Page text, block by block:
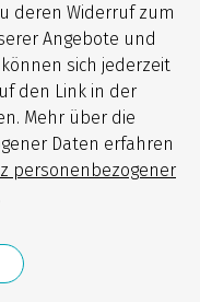
deren Widerruf zum
Angebote und
sich jederzeit
den Link in der
Mehr über die
Daten erfahren
personenbezogener